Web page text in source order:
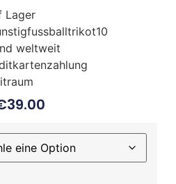
Lager
weltweit
39.00